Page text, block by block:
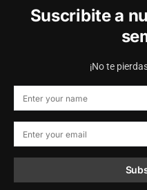
Suscribite a
¡No te